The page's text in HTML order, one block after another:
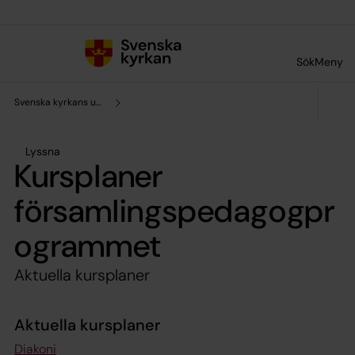
SökMeny
Svenska kyrkans utbildningsinstitut
Lyssna
Kursplaner
församlingspedagogpr
ogrammet
Aktuella kursplaner
Aktuella kursplaner
Diakoni